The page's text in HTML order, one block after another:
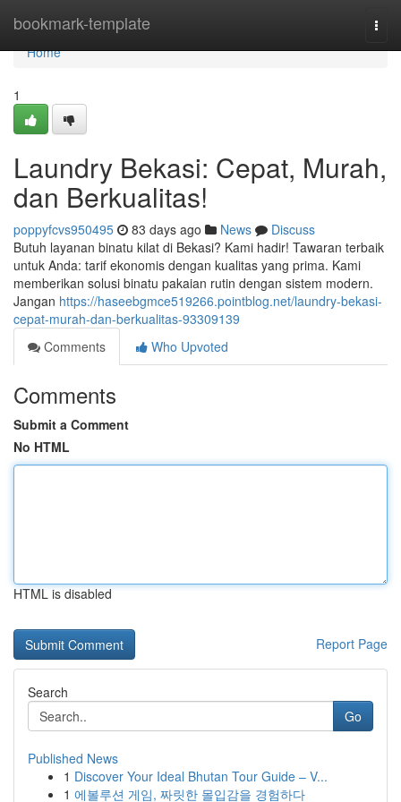
bookmark-template
Home
Home
1
Laundry Bekasi: Cepat, Murah,
dan Berkualitas!
poppyfcvs950495 83 days ago News
Discuss
Butuh layanan binatu kilat di Bekasi? Kami hadir! Tawaran terbaik
untuk Anda: tarif ekonomis dengan kualitas yang prima. Kami
memberikan solusi binatu pakaian rutin dengan sistem modern.
Jangan https://haseebgmce519266.pointblog.net/laundry-bekasi-
cepat-murah-dan-berkualitas-93309139
Comments
Who Upvoted
Comments
Submit a Comment
No HTML
HTML is disabled
Report Page
Search
Go
Published News
1 Discover Your Ideal Bhutan Tour Guide – V...
1 에볼루션 게임, 짜릿한 몰입감을 경험하다